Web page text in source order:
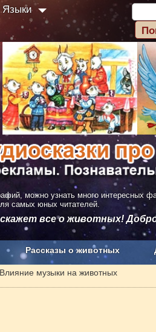
Языки
можно узнать много интересных
самых юных читателей.
все о животных!
Рассказы о животных
О проекте
Влияние музыки на животных